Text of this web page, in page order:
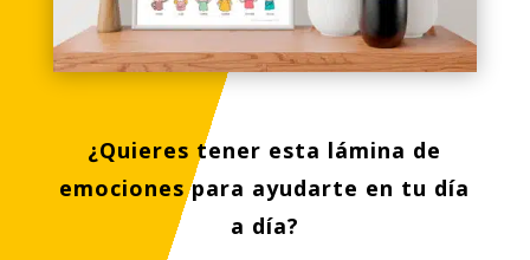
¿Quieres tener esta lámina de
emociones para ayudarte en tu día
a día?